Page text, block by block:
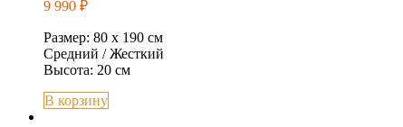
9 990 ₽
Размер: 80 х 190 см
Средний / Жесткий
Высота: 20 см
В корзину